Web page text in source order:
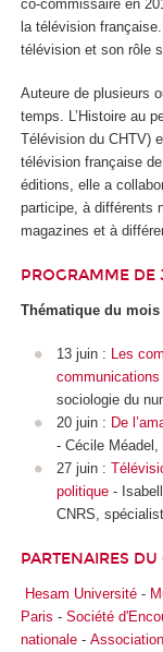
co-commissaire en
la télévision
télévision et son rôle
Auteure de plusieurs
temps. L’Histoire au
Télévision du CHTV)
télévision française
éditions, elle a
participe, à différents
magazines et à
PROGRAMME DE
Thématique du
13 juin : Les
sociologie du
20 juin : De
- Cécile
27 juin :
politique-
CNRS,
PARTENAIRES DU
Hesam Université -
Paris - Société
nationale -